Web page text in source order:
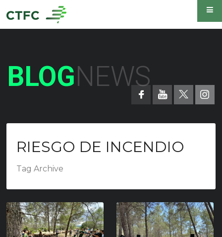
BLOGNEWS
RIESGO DE INCENDIO
Tag Archive